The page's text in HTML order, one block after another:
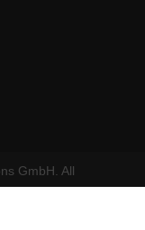
GmbH. All